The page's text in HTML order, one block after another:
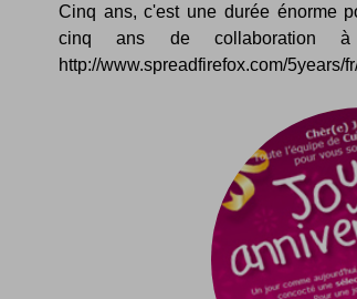
Cinq ans, c'est une durée énorme
cinq ans de collaboration
http://www.spreadfirefox.com/5years/